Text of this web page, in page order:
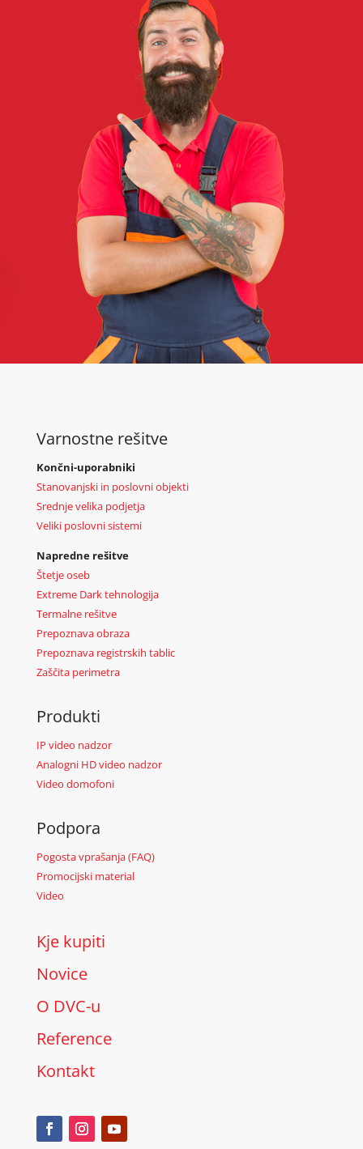
Varnostne rešitve
Končni-uporabniki
Stanovanjski in poslovni objekti
Srednje velika podjetja
Veliki poslovni sistemi
Napredne rešitve
Štetje oseb
Extreme Dark tehnologija
Termalne rešitve
Prepoznava obraza
Prepoznava registrskih tablic
Zaščita perimetra
Produkti
IP video nadzor
Analogni HD video nadzor
Video domofoni
Podpora
Pogosta vprašanja (FAQ)
Promocijski material
Video
Kje kupiti
Novice
O DVC-u
Reference
Kontakt